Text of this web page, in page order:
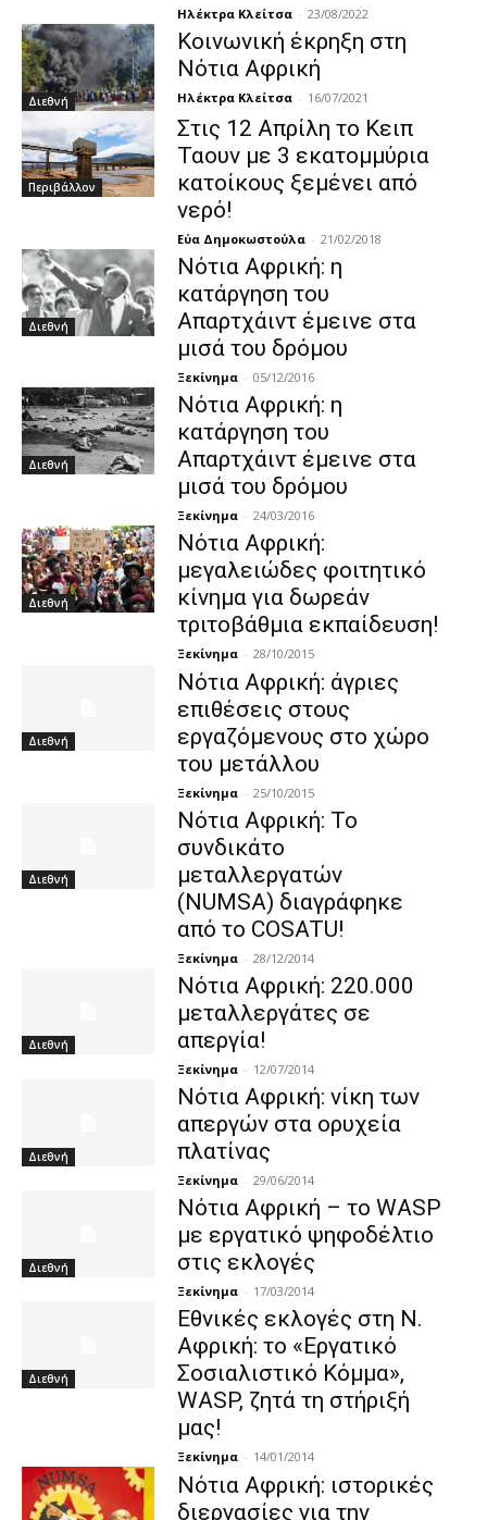
Ηλέκτρα Κλείτσα - 23/08/2022
Διεθνή
Κοινωνική έκρηξη στη
Νότια Αφρική
Ηλέκτρα Κλείτσα - 16/07/2021
Περιβάλλον
Στις 12 Απρίλη το Κειπ
Ταουν με 3 εκατομμύρια
κατοίκους ξεμένει από
νερό!
Εύα Δημοκωστούλα - 21/02/2018
Διεθνή
Νότια Αφρική: η
κατάργηση του
Απαρτχάιντ έμεινε στα
μισά του δρόμου
Ξεκίνημα - 05/12/2016
Διεθνή
Νότια Αφρική: η
κατάργηση του
Απαρτχάιντ έμεινε στα
μισά του δρόμου
Ξεκίνημα - 24/03/2016
Διεθνή
Νότια Αφρική:
μεγαλειώδες φοιτητικό
κίνημα για δωρεάν
τριτοβάθμια εκπαίδευση!
Ξεκίνημα - 28/10/2015
Διεθνή
Νότια Αφρική: άγριες
επιθέσεις στους
εργαζόμενους στο χώρο
του μετάλλου
Ξεκίνημα - 25/10/2015
Διεθνή
Νότια Αφρική: Το
συνδικάτο
μεταλλεργατών
(NUMSA) διαγράφηκε
από το COSATU!
Ξεκίνημα - 28/12/2014
Διεθνή
Νότια Αφρική: 220.000
μεταλλεργάτες σε
απεργία!
Ξεκίνημα - 12/07/2014
Διεθνή
Νότια Αφρική: νίκη των
απεργών στα ορυχεία
πλατίνας
Ξεκίνημα - 29/06/2014
Διεθνή
Νότια Αφρική – το WASP
με εργατικό ψηφοδέλτιο
στις εκλογές
Ξεκίνημα - 17/03/2014
Διεθνή
Εθνικές εκλογές στη Ν.
Αφρική: το «Εργατικό
Σοσιαλιστικό Κόμμα»,
WASP, ζητά τη στήριξή
μας!
Ξεκίνημα - 14/01/2014
Νότια Αφρική: ιστορικές
διεργασίες για την